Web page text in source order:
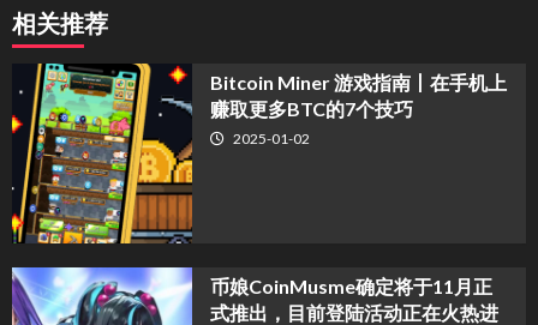
相关推荐
Bitcoin Miner 游戏指南丨在手机上
赚取更多BTC的7个技巧
2025-01-02
币娘CoinMusme确定将于11月正
式推出，目前登陆活动正在火热进